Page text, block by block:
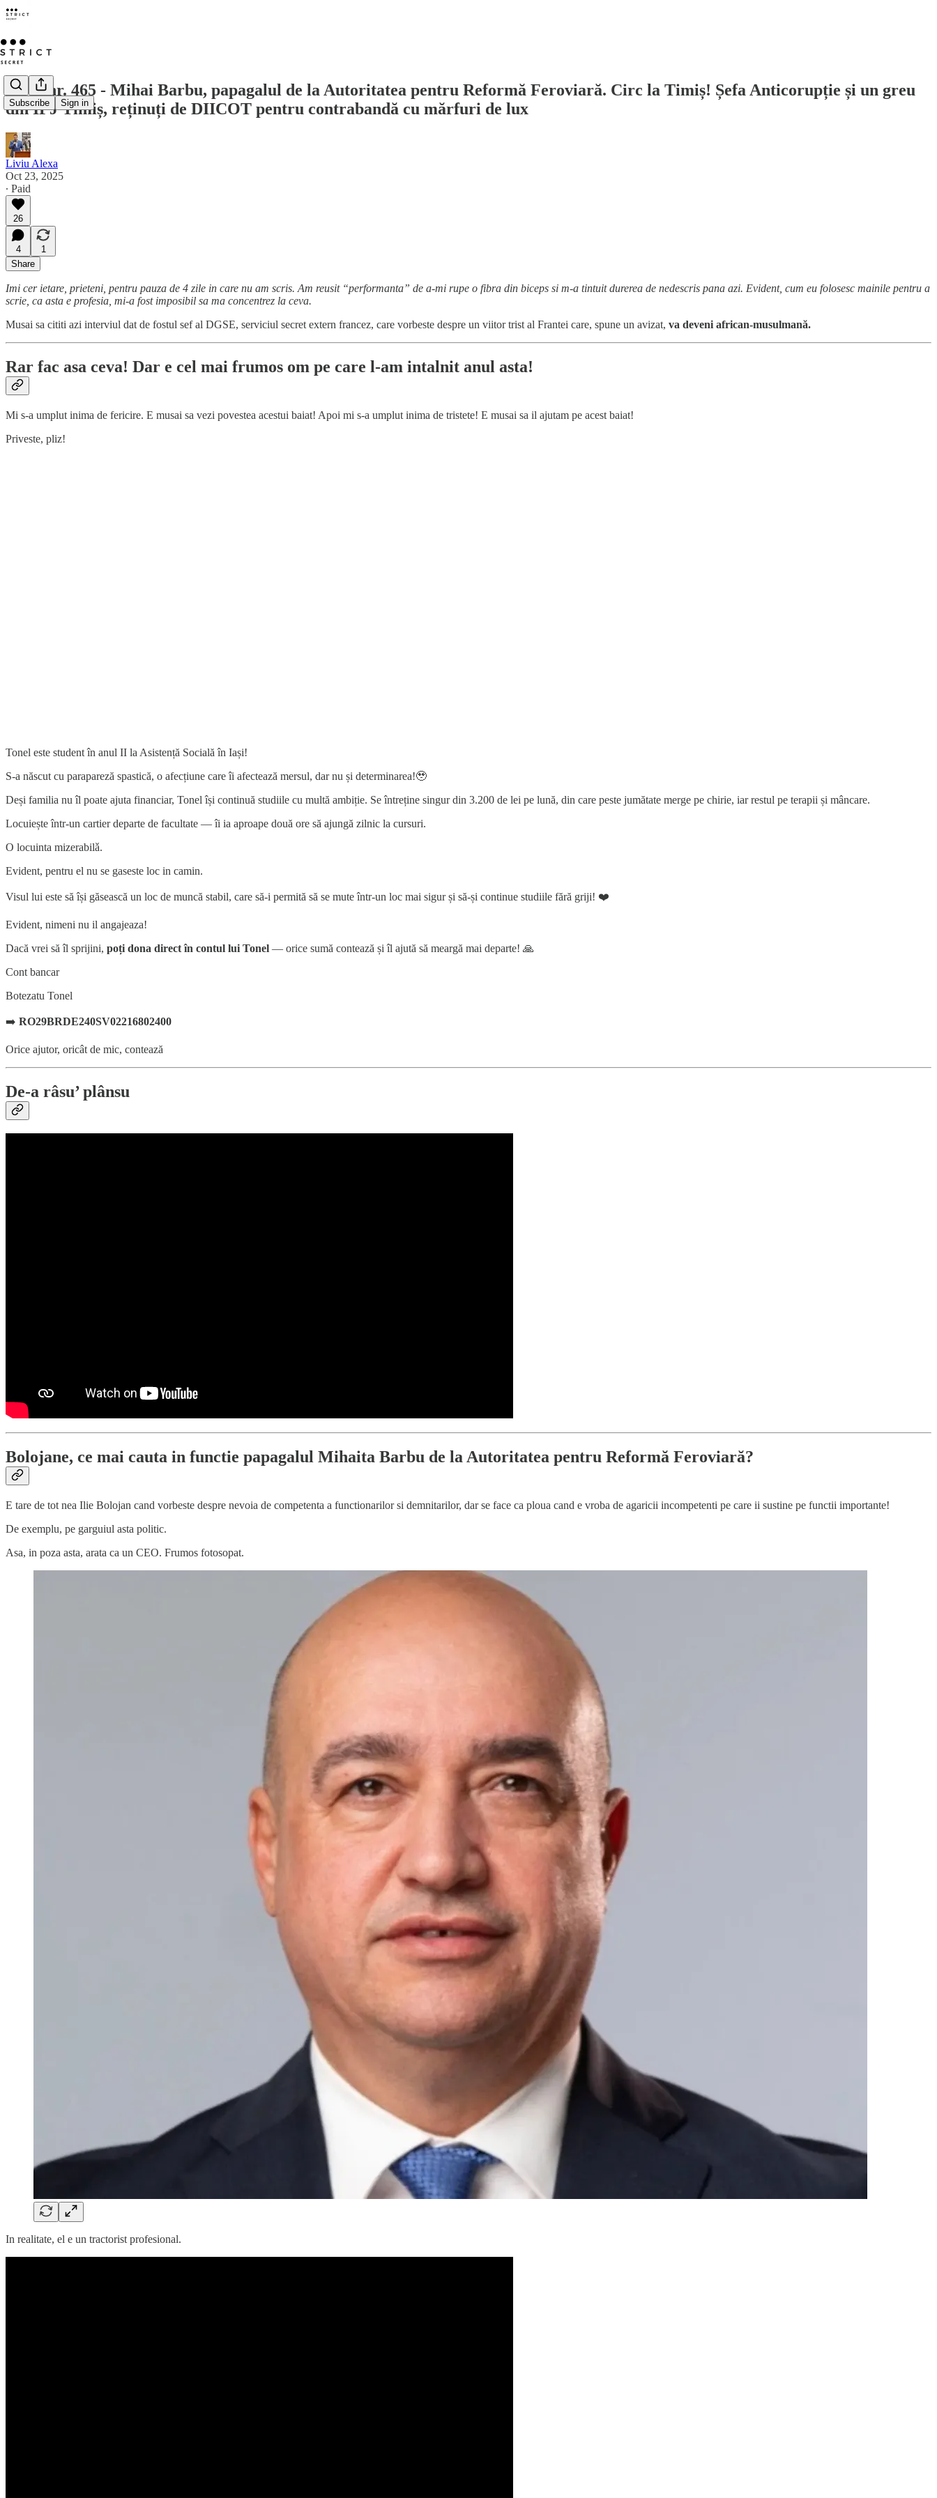
Subscribe Sign in
Opus nr. 465 - Mihai Barbu, papagalul de la Autoritatea pentru Reformă Feroviară. Circ la Timiș! Șefa Anticorupție și un greu
din IPJ Timiș, reținuți de DIICOT pentru contrabandă cu mărfuri de lux
Liviu Alexa
Oct 23, 2025
∙ Paid
26
4
1
Share
Imi cer ietare, prieteni, pentru pauza de 4 zile in care nu am scris. Am reusit “performanta” de a-mi rupe o fibra din biceps si m-a tintuit durerea de nedescris pana azi. Evident, cum eu folosesc mainile pentru a
scrie, ca asta e profesia, mi-a fost imposibil sa ma concentrez la ceva.
Musai sa cititi azi interviul dat de fostul sef al DGSE, serviciul secret extern francez, care vorbeste despre un viitor trist al Frantei care, spune un avizat, va deveni african-musulmană.
Rar fac asa ceva! Dar e cel mai frumos om pe care l-am intalnit anul asta!
Mi s-a umplut inima de fericire. E musai sa vezi povestea acestui baiat! Apoi mi s-a umplut inima de tristete! E musai sa il ajutam pe acest baiat!
Priveste, pliz!
Tonel este student în anul II la Asistență Socială în Iași!
S-a născut cu parapareză spastică, o afecțiune care îi afectează mersul, dar nu și determinarea!🥹
Deși familia nu îl poate ajuta financiar, Tonel își continuă studiile cu multă ambiție. Se întreține singur din 3.200 de lei pe lună, din care peste jumătate merge pe chirie, iar restul pe terapii și mâncare.
Locuiește într-un cartier departe de facultate — îi ia aproape două ore să ajungă zilnic la cursuri.
O locuinta mizerabilǎ.
Evident, pentru el nu se gaseste loc in camin.
Visul lui este să își găsească un loc de muncă stabil, care să-i permită să se mute într-un loc mai sigur și să-și continue studiile fără griji! ❤️
Evident, nimeni nu il angajeaza!
Dacă vrei să îl sprijini, poți dona direct în contul lui Tonel — orice sumă contează și îl ajută să meargă mai departe! 🙏
Cont bancar
Botezatu Tonel
➡️ RO29BRDE240SV02216802400
Orice ajutor, oricât de mic, contează
De-a râsu’ plânsu
Bolojane, ce mai cauta in functie papagalul Mihaita Barbu de la Autoritatea pentru Reformă Feroviară?
E tare de tot nea Ilie Bolojan cand vorbeste despre nevoia de competenta a functionarilor si demnitarilor, dar se face ca ploua cand e vroba de agaricii incompetenti pe care ii sustine pe functii importante!
De exemplu, pe garguiul asta politic.
Asa, in poza asta, arata ca un CEO. Frumos fotosopat.
In realitate, el e un tractorist profesional.